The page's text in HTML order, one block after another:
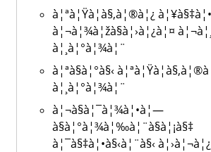
à¦ªà¦Ÿà¦­à§‚à¦®à¦¿
à¦¬à¦¾à¦žà§à¦›à¦¿à¦¤
à¦¸à¦°à¦¾à¦¨
à¦ªà§à¦°à§‹
à¦¸à¦°à¦¾à¦¨
à¦¬à§à¦¯à¦¾à¦•à¦—
à§à¦°à¦¾à¦‰à¦¨à§à¦¡à§‡
à¦¯à§‡à¦•à§‹à¦¨à§‹